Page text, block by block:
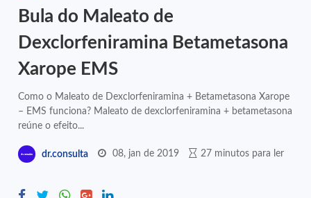
Bula do Maleato de
Dexclorfeniramina Betametasona
Xarope EMS
Como o Maleato de Dexclorfeniramina + Betametasona Xarope
– EMS funciona? Maleato de dexclorfeniramina + betametasona
reúne o efeito...
dr.consulta 08, jan de 2019 27 minutos para ler